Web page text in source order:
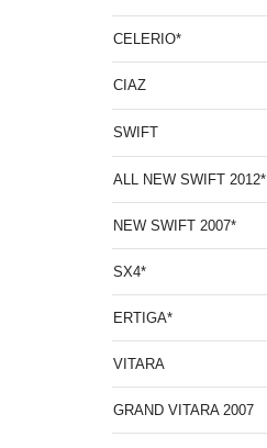
CELERIO*
CIAZ
SWIFT
ALL NEW SWIFT 2012*
NEW SWIFT 2007*
SX4*
ERTIGA*
VITARA
GRAND VITARA 2007